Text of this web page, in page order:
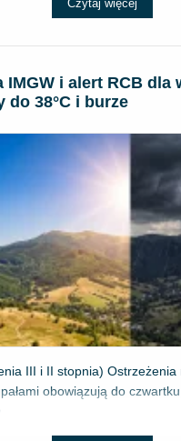
Czytaj więcej
IMGW i alert RCB dla
do 38°C i burze
III i II stopnia)
obowiązują do